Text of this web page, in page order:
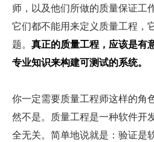
师，以及他们所做的质量保证工
它们都不能用来定义质量工程，
题。 真正的质量工程，应该是有
专业知识来构建可测试的系统。
你一定需要质量工程师这样的角
然不是。质量工程是一种软件开
全无关。简单地说就是：验证是